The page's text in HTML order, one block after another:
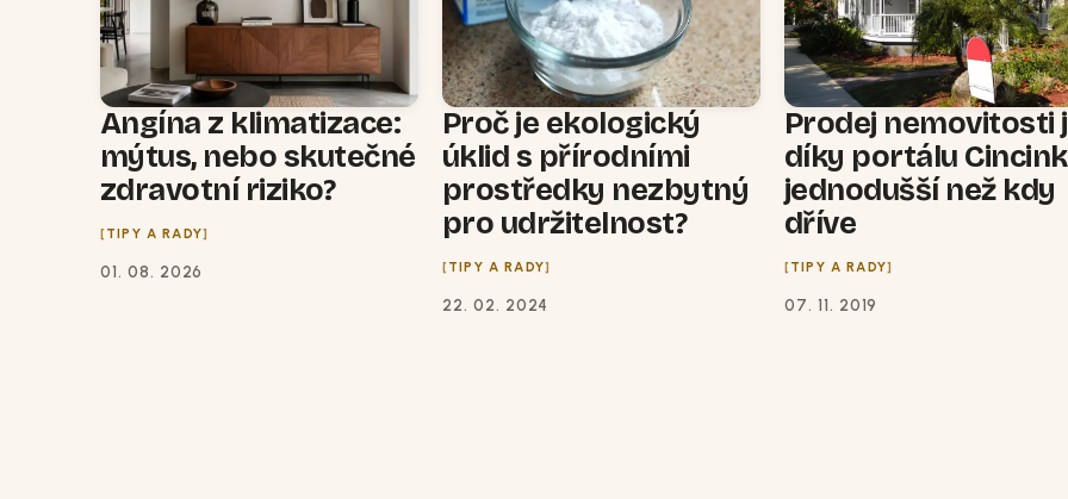
Angína z klimatizace:
mýtus, nebo skutečné
zdravotní riziko?
TIPY A RADY
01. 08. 2026
Proč je ekologický
úklid s přírodními
prostředky nezbytný
pro udržitelnost?
TIPY A RADY
22. 02. 2024
Prodej nemovitosti
díky portálu Cincink
jednodušší než kdy
dříve
TIPY A RADY
07. 11. 2019